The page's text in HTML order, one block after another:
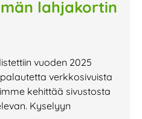
lahjakortin
vuoden 2025
verkkosivuista
kehittää sivustosta
Kyselyyn